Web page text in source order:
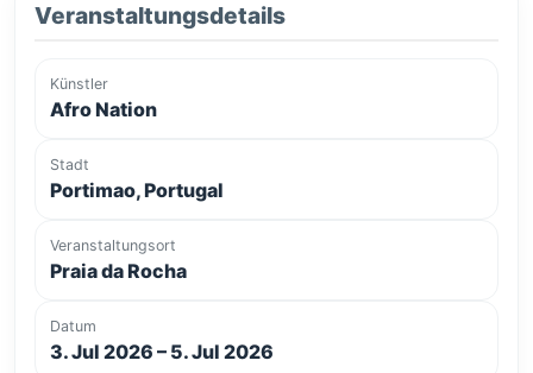
Veranstaltungsdetails
Künstler
Afro Nation
Stadt
Portimao, Portugal
Veranstaltungsort
Praia da Rocha
Datum
3. Jul 2026 – 5. Jul 2026